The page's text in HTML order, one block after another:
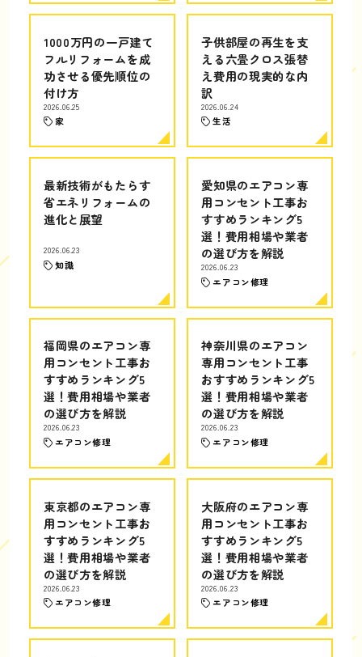
1000万円の一戸建て
フルリフォームを成
功させる優先順位の
付け方
2026.06.25
家
子供部屋の再生を支
える六畳クロス張替
え費用の現実的な内
訳
2026.06.24
生活
最新技術がもたらす
省エネリフォームの
進化と展望
2026.06.23
知識
愛知県のエアコン専
用コンセント工事お
すすめランキング5
選！費用相場や業者
の選び方を解説
2026.06.23
エアコン修理
福岡県のエアコン専
用コンセント工事お
すすめランキング5
選！費用相場や業者
の選び方を解説
2026.06.23
エアコン修理
神奈川県のエアコン
専用コンセント工事
おすすめランキング5
選！費用相場や業者
の選び方を解説
2026.06.23
エアコン修理
東京都のエアコン専
用コンセント工事お
すすめランキング5
選！費用相場や業者
の選び方を解説
2026.06.23
エアコン修理
大阪府のエアコン専
用コンセント工事お
すすめランキング5
選！費用相場や業者
の選び方を解説
2026.06.23
エアコン修理